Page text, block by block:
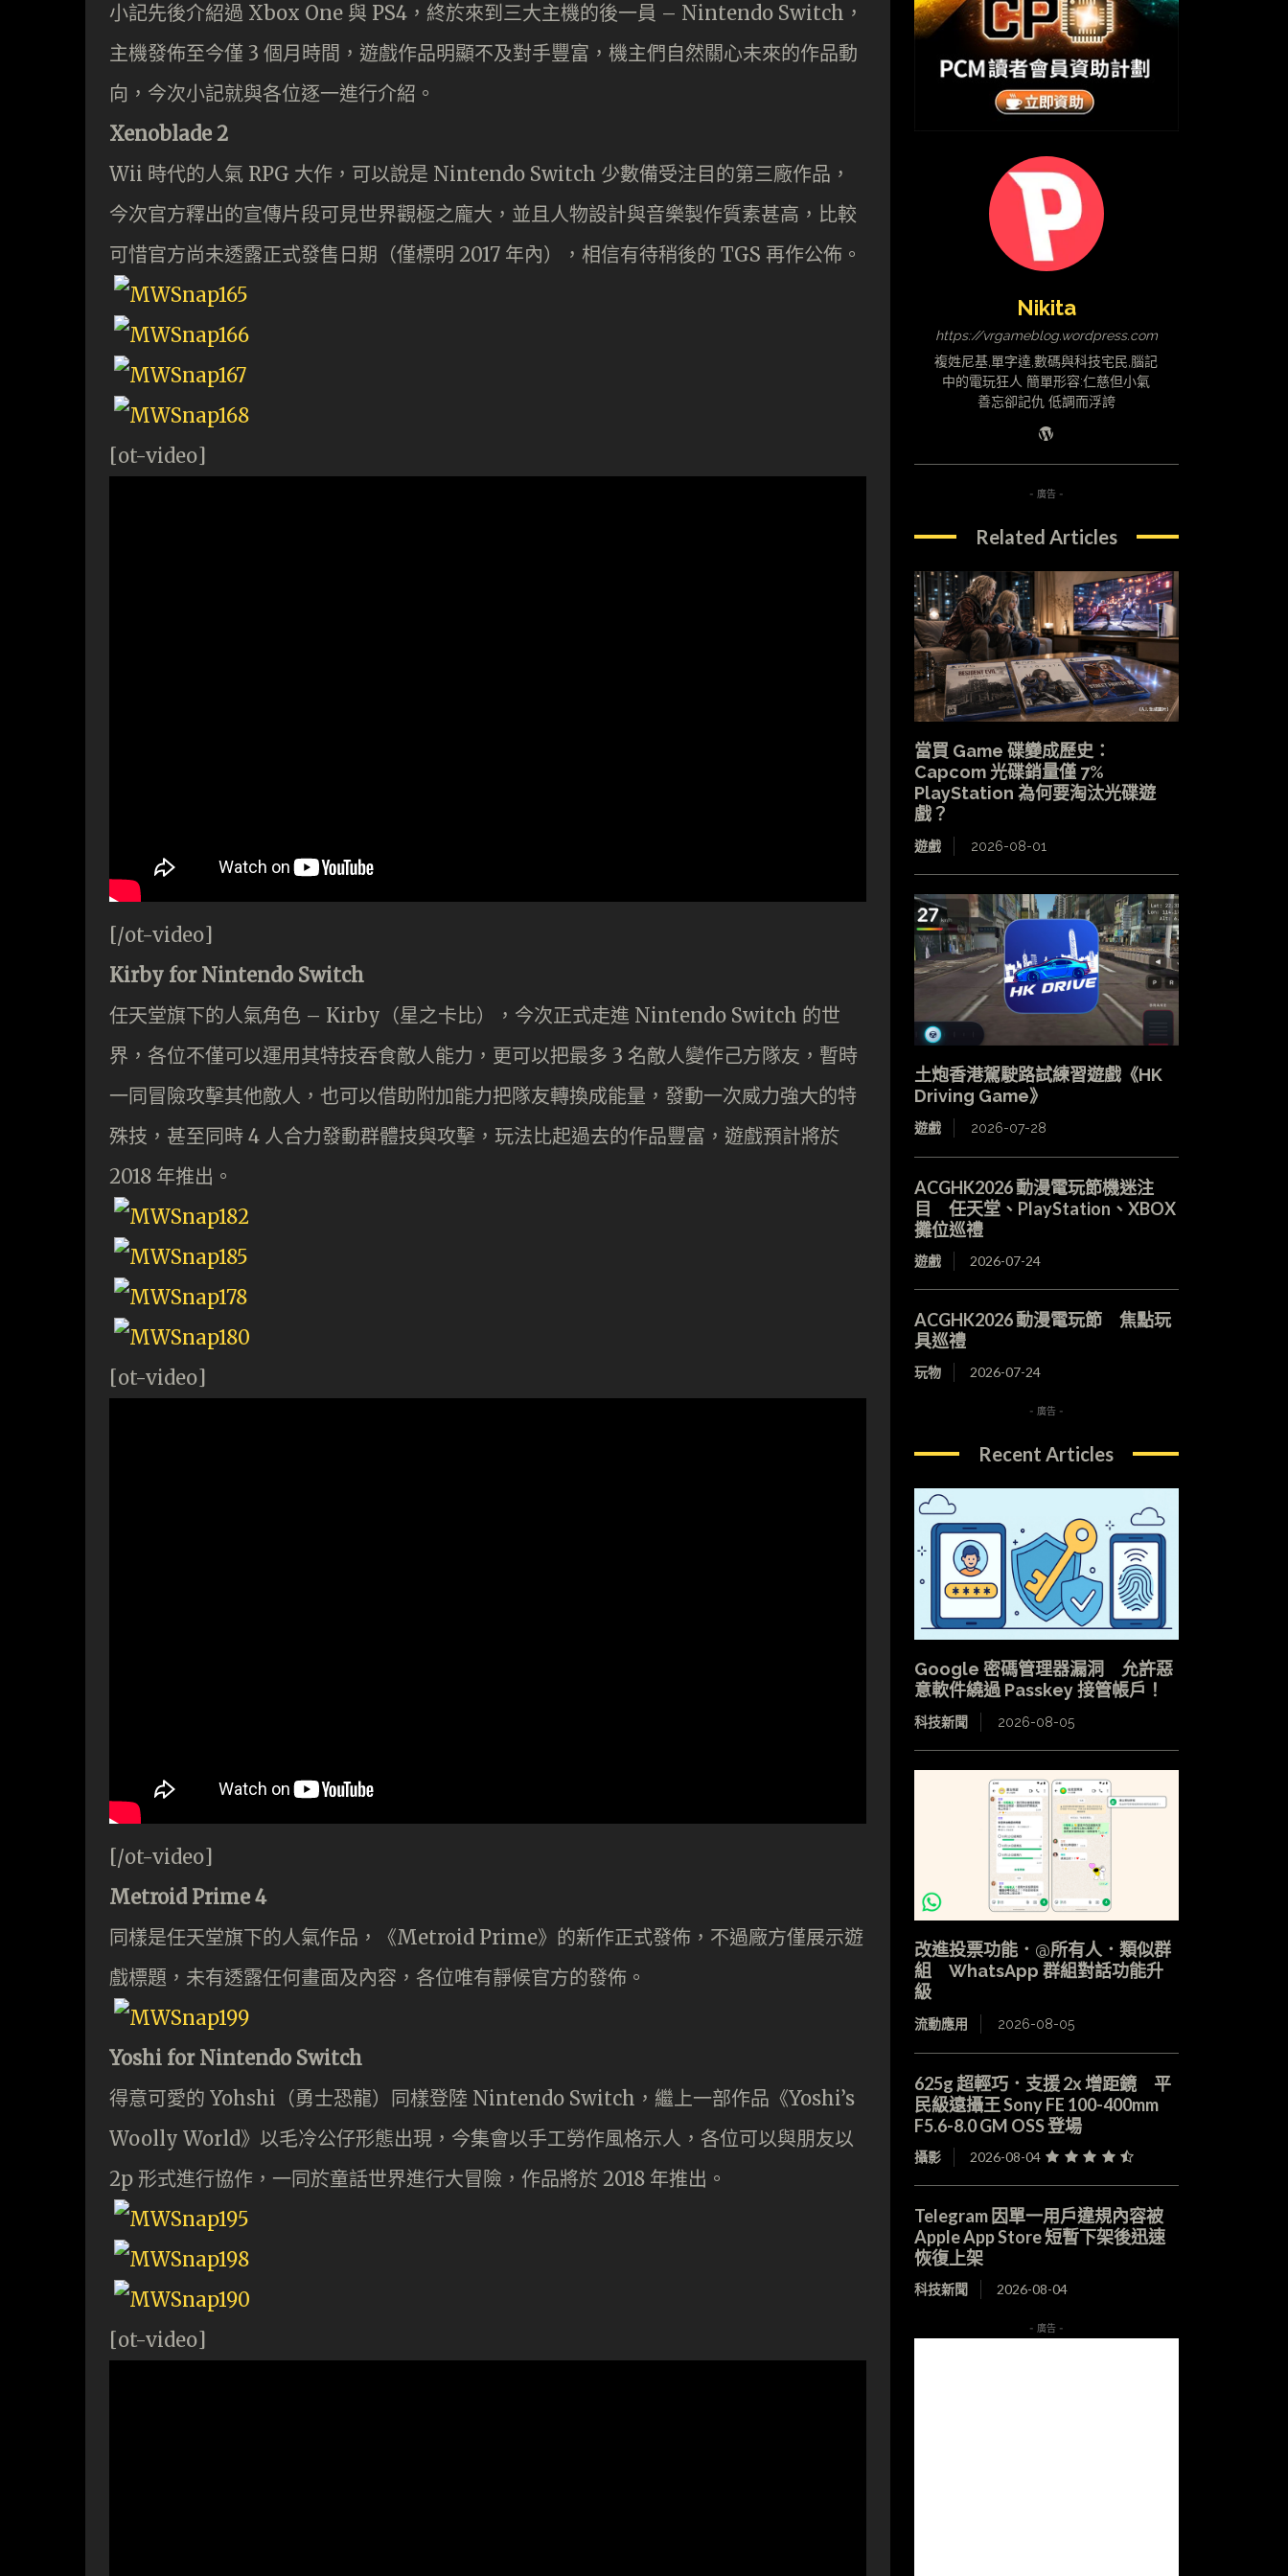
小記先後介紹過 Xbox One 與 PS4，終於來到三大主機的後一員 – Nintendo Switch，
主機發佈至今僅 3 個月時間，遊戲作品明顯不及對手豐富，機主們自然關心未來的作品動
向，今次小記就與各位逐一進行介紹。
Xenoblade 2
Wii 時代的人氣 RPG 大作，可以說是 Nintendo Switch 少數備受注目的第三廠作品，
今次官方釋出的宣傳片段可見世界觀極之龐大，並且人物設計與音樂製作質素甚高，比較
可惜官方尚未透露正式發售日期（僅標明 2017 年內），相信有待稍後的 TGS 再作公佈。
[ot-video]
[/ot-video]
Kirby for Nintendo Switch
任天堂旗下的人氣角色 – Kirby（星之卡比），今次正式走進 Nintendo Switch 的世
界，各位不僅可以運用其特技吞食敵人能力，更可以把最多 3 名敵人變作己方隊友，暫時
一同冒險攻擊其他敵人，也可以借助附加能力把隊友轉換成能量，發動一次威力強大的特
殊技，甚至同時 4 人合力發動群體技與攻擊，玩法比起過去的作品豐富，遊戲預計將於
2018 年推出。
[ot-video]
[/ot-video]
Metroid Prime 4
同樣是任天堂旗下的人氣作品，《Metroid Prime》的新作正式發佈，不過廠方僅展示遊
戲標題，未有透露任何畫面及內容，各位唯有靜候官方的發佈。
Yoshi for Nintendo Switch
得意可愛的 Yohshi（勇士恐龍）同樣登陸 Nintendo Switch，繼上一部作品《Yoshi’s
Woolly World》以毛冷公仔形態出現，今集會以手工勞作風格示人，各位可以與朋友以
2p 形式進行協作，一同於童話世界進行大冒險，作品將於 2018 年推出。
[ot-video]
Nikita
https://vrgameblog.wordpress.com
複姓尼基,單字達,數碼與科技宅民,腦記
中的電玩狂人 簡單形容:仁慈但小氣
善忘卻記仇 低調而浮誇
- 廣告 -
Related Articles
當買 Game 碟變成歷史：
Capcom 光碟銷量僅 7%
PlayStation 為何要淘汰光碟遊
戲？
遊戲 2026-08-01
土炮香港駕駛路試練習遊戲《HK
Driving Game》
遊戲 2026-07-28
ACGHK2026 動漫電玩節機迷注
目 任天堂、PlayStation、XBOX
攤位巡禮
遊戲 2026-07-24
ACGHK2026 動漫電玩節 焦點玩
具巡禮
玩物 2026-07-24
- 廣告 -
Recent Articles
Google 密碼管理器漏洞 允許惡
意軟件繞過 Passkey 接管帳戶！
科技新聞 2026-08-05
改進投票功能．@所有人．類似群
組 WhatsApp 群組對話功能升
級
流動應用 2026-08-05
625g 超輕巧．支援 2x 增距鏡 平
民級遠攝王 Sony FE 100-400mm
F5.6-8.0 GM OSS 登場
攝影 2026-08-04
Telegram 因單一用戶違規內容被
Apple App Store 短暫下架後迅速
恢復上架
科技新聞 2026-08-04
- 廣告 -